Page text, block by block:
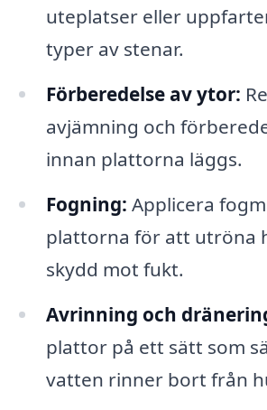
uteplatser eller
typer av stenar.
Förberedelse av ytor:
avjämning och
innan plattorna läggs.
Fogning: Applicera
plattorna för att utröna
skydd mot fukt.
Avrinning och
plattor på ett sätt som
vatten rinner bort från